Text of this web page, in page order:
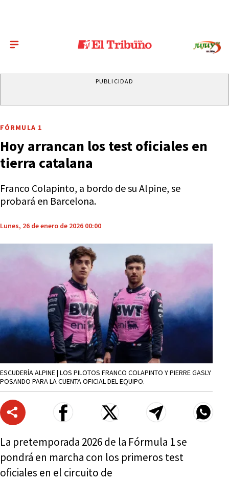
PUBLICIDAD
FÓRMULA 1
Hoy arrancan los test oficiales en
tierra catalana
Franco Colapinto, a bordo de su Alpine, se
probará en Barcelona.
Lunes, 26 de enero de 2026 00:00
ESCUDERÍA ALPINE | LOS PILOTOS FRANCO COLAPINTO Y PIERRE GASLY
POSANDO PARA LA CUENTA OFICIAL DEL EQUIPO.
La pretemporada 2026 de la Fórmula 1 se
pondrá en marcha con los primeros test
oficiales en el circuito de